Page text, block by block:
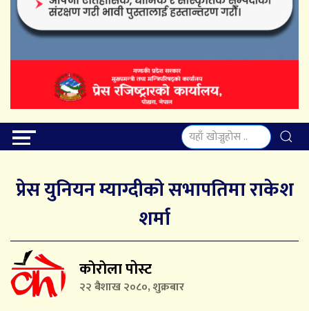
प्रेस युनियन म्याग्दीको सभापतिमा राकेश
शर्मा
काेराेला पोस्ट
२२ बैशाख २०८०, शुक्रबार